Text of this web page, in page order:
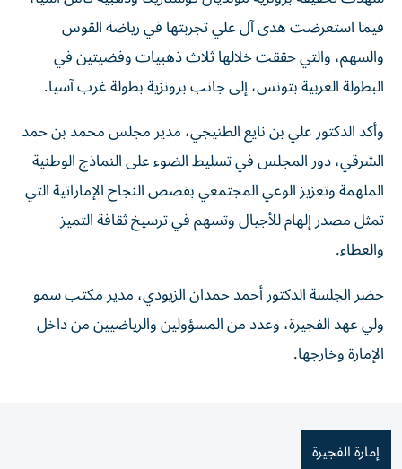
فيما استعرضت هدى آل علي تجربتها في رياضة القوس
والسهم، والتي حققت خلالها ثلاث ذهبيات وفضيتين في
البطولة العربية بتونس، إلى جانب برونزية بطولة غرب آسيا.
وأكد الدكتور علي بن نايع الطنيجي، مدير مجلس محمد بن حمد
الشرقي، دور المجلس في تسليط الضوء على النماذج الوطنية
الملهمة وتعزيز الوعي المجتمعي بقصص النجاح الإماراتية التي
تمثل مصدر إلهام للأجيال وتسهم في ترسيخ ثقافة التميز
والعطاء.
حضر الجلسة الدكتور أحمد حمدان الزيودي، مدير مكتب سمو
ولي عهد الفجيرة، وعدد من المسؤولين والرياضيين من داخل
الإمارة وخارجها.
إمارة الفجيرة